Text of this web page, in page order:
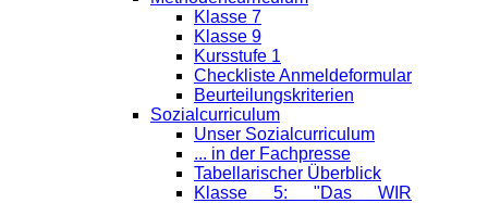
Klasse 7
Klasse 9
Kursstufe 1
Checkliste Anmeldeformular
Beurteilungskriterien
Sozialcurriculum
Unser Sozialcurriculum
... in der Fachpresse
Tabellarischer Überblick
Klasse 5: "Das WIR